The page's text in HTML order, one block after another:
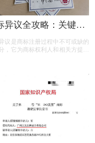
异议全攻略：关键问
议是商标注册过程中不可或缺的
，它为商标权利人和相关方提供
，从常见问题到成功率分析，全方
读商标异议的关键要点。无论您是
申请人还是潜在的异议人，本文都
您提供实用的参考和建议，助您在
护的道路上更加得心应手。